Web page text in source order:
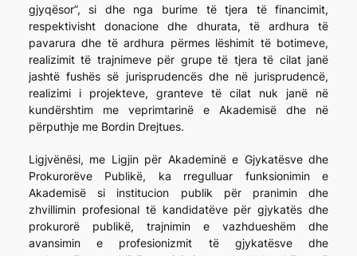
gjyqësor”, si dhe nga burime të tjera të financimit,
respektivisht donacione dhe dhurata, të ardhura të
pavarura dhe të ardhura përmes lëshimit të botimeve,
realizimit të trajnimeve për grupe të tjera të cilat janë
jashtë fushës së jurisprudencës dhe në jurisprudencë,
realizimi i projekteve, granteve të cilat nuk janë në
kundërshtim me veprimtarinë e Akademisë dhe në
përputhje me Bordin Drejtues.
Ligjvënësi, me Ligjin për Akademinë e Gjykatësve dhe
Prokurorëve Publikë, ka rregulluar funksionimin e
Akademisë si institucion publik për pranimin dhe
zhvillimin profesional të kandidatëve për gjykatës dhe
prokurorë publikë, trajnimin e vazhdueshëm dhe
avansimin e profesionizmit të gjykatësve dhe